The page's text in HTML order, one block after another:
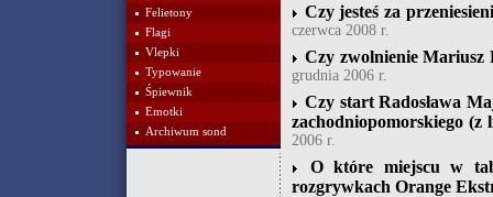
Felietony
Flagi
Vlepki
Typowanie
Śpiewnik
Emotki
Archiwum sond
Czy jesteś za
czerwca 2008 r.
Czy zwolnienie Mariusz
grudnia 2006 r.
Czy start Radosława
zachodniopomorskiego
2006 r.
O które miejscu w
rozgrywkach Orange